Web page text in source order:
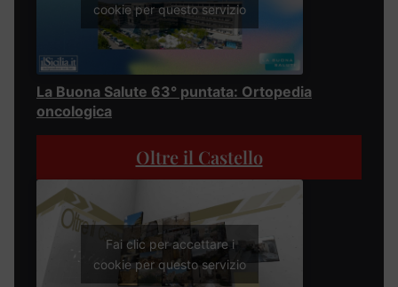
cookie per questo servizio
La Buona Salute 63° puntata: Ortopedia
oncologica
Oltre il Castello
Fai clic per accettare i
cookie per questo servizio